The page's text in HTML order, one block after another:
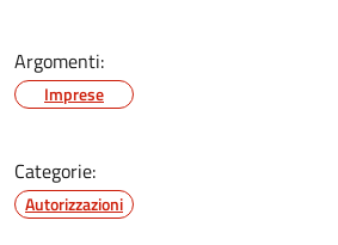
Argomenti:
Imprese
Categorie:
Autorizzazioni